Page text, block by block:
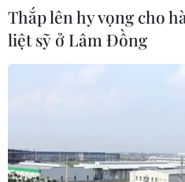
Thắp lên hy vọng cho
liệt sỹ ở Lâm Đồng